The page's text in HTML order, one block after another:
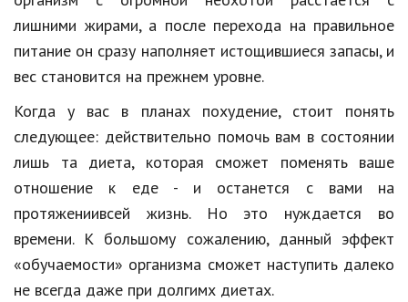
Недвижимость
Спорт и фитнес
Психология и отношения
Творчество и рукоделие
Разное
Работа и бизнес
Животные
Еда и напитки
лишними жирами, а после перехода на правильное
питание он сразу наполняет истощившиеся запасы, и
вес становится на прежнем уровне.
Когда у вас в планах похудение, стоит понять
следующее: действительно помочь вам в состоянии
лишь та диета, которая сможет поменять ваше
отношение к еде - и останется с вами на
протяжениивсей жизнь. Но это нуждается во
времени. К большому сожалению, данный эффект
«обучаемости» организма сможет наступить далеко
не всегда даже при долгимх диетах.